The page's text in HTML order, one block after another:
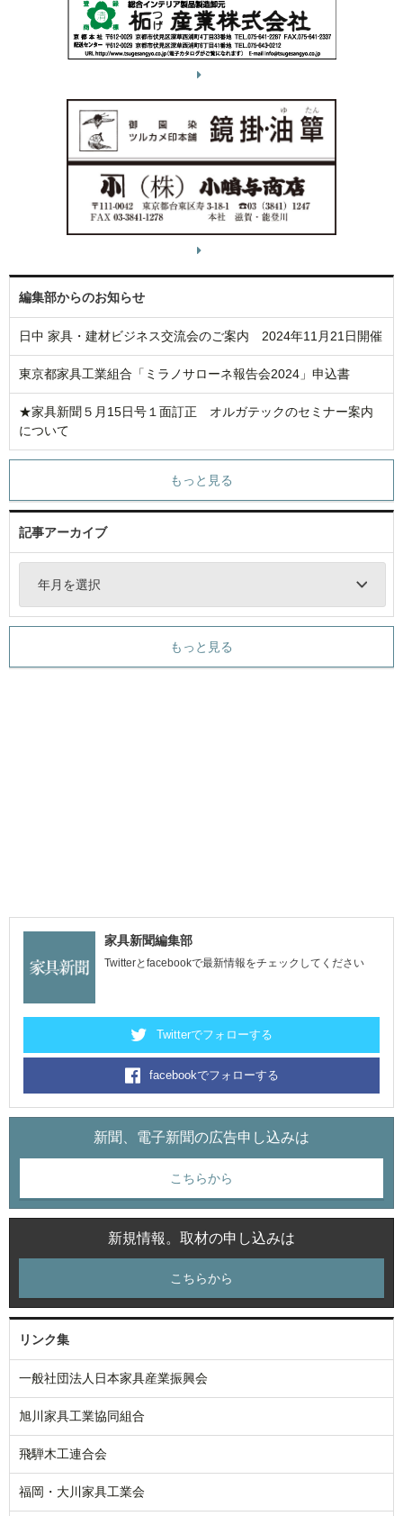
編集部からのお知らせ
日中 家具・建材ビジネス交流会のご案内 2024年11月21日開催
東京都家具工業組合「ミラノサローネ報告会2024」申込書
★家具新聞５月15日号１面訂正 オルガテックのセミナー案内
について
もっと見る
記事アーカイブ
年月を選択
もっと見る
家具新聞編集部
Twitterとfacebookで最新情報をチェックしてください
Twitterでフォローする
facebookでフォローする
新聞、電子新聞の広告申し込みは
こちらから
新規情報。取材の申し込みは
こちらから
リンク集
一般社団法人日本家具産業振興会
旭川家具工業協同組合
飛騨木工連合会
福岡・大川家具工業会